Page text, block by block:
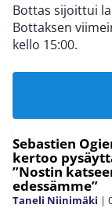
Bottas sijoittui
Bottaksen
kello 15:00.
Sebastien
kertoo
”Nostin
edessämme”
Taneli Niinimäki |